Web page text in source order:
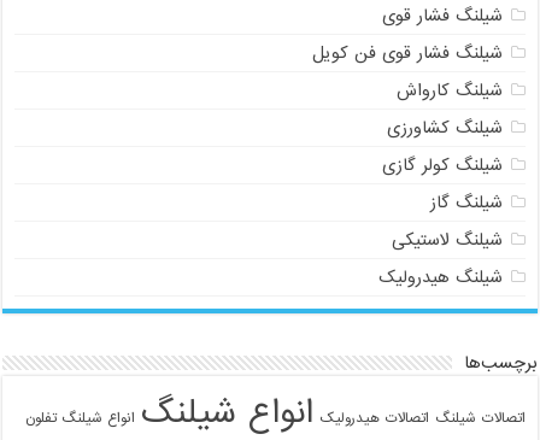
شیلنگ فشار قوی
شیلنگ فشار قوی فن کویل
شیلنگ کارواش
شیلنگ کشاورزی
شیلنگ کولر گازی
شیلنگ گاز
شیلنگ لاستیکی
شیلنگ هیدرولیک
برچسب‌ها
اتصالات شیلنگ اتصالات هیدرولیک انواع شیلنگ انواع شیلنگ تفلون